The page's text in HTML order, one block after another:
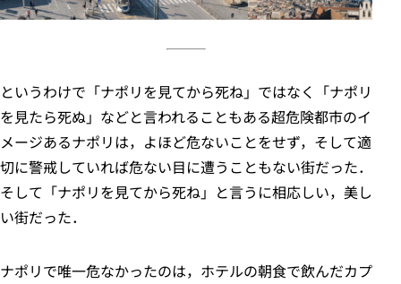
というわけで「ナポリを見てから死ね」ではなく「ナポリ
を見たら死ぬ」などと言われることもある超危険都市のイ
メージあるナポリは，よほど危ないことをせず，そして適
切に警戒していれば危ない目に遭うこともない街だった．
そして「ナポリを見てから死ね」と言うに相応しい，美し
い街だった．
ナポリで唯一危なかったのは，ホテルの朝食で飲んだカプ